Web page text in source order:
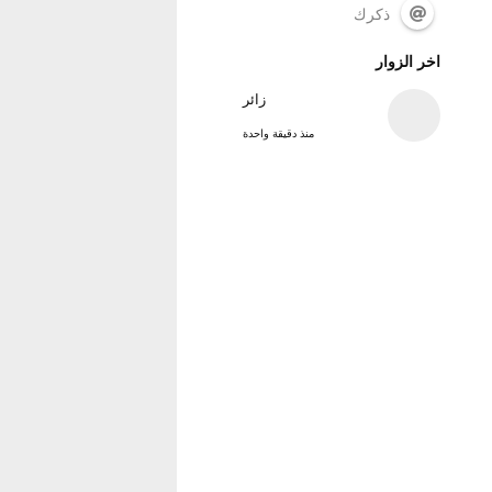
ذكرك
اخر الزوار
زائر
منذ دقيقة واحدة